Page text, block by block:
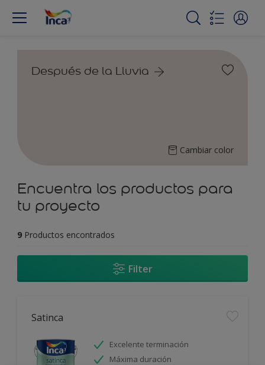
Después de la Lluvia
Cambiar color
Encuentra los productos para
tu proyecto
9 Productos encontrados
Filter
Satinca
Excelente terminación
Máxima duración